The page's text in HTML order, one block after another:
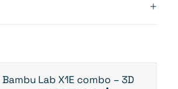
Bambu Lab X1E combo – 3D